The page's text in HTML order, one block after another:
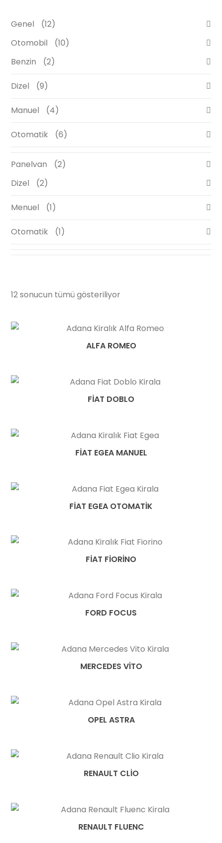
Genel
12
Otomobil
10
Benzin
2
Dizel 9
Manuel 4
Otomatik 6
Panelvan
2
Dizel
2
Menuel 1
Otomatik 1
12 sonucun tümü gösteriliyor
ALFA ROMEO
FIAT DOBLO
FIAT EGEA MANUEL
FIAT EGEA OTOMATIK
FIAT FIORINO
FORD FOCUS
MERCEDES VITO
OPEL ASTRA
RENAULT CLIO
RENAULT FLUENC